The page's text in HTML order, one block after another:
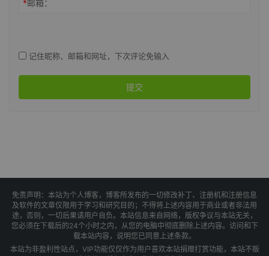
*邮箱：
记住昵称、邮箱和网址，下次评论免输入
提交
免责声明：本站为个人博客，博客所发布的一切修改补丁、注册机和注册信息
及软件的文章仅限用于学习和研究目的；不得将上述内容用于商业或者非法用
途，否则，一切后果请用户自负。本站信息来自网络，版权争议与本站无关，
您必须在下载后的24个小时之内，从您的电脑中彻底删除上述内容。访问和下
载本站内容，说明您已同意上述条款。
本站为非盈利性站点，VIP功能仅仅作为用户喜欢本站捐赠打赏功能，本站不贩